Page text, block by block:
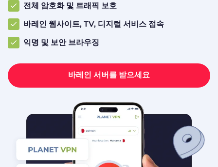
전체 암호화 및 트래픽 보호
바레인 웹사이트, TV, 디지털 서비스 접속
익명 및 보안 브라우징
바레인 서버를 받으세요